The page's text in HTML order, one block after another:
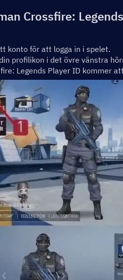
Crossfire:
konto för att logga in i spelet.
profilikon i det övre vänstra
Legends Player ID kommer